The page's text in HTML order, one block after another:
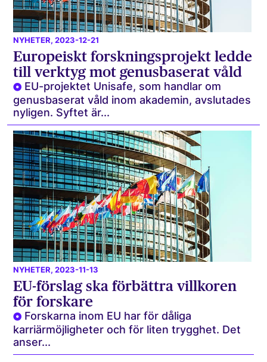
NYHETER, 2023-12-21
Europeiskt forskningsprojekt ledde
till verktyg mot genusbaserat våld
EU-projektet Unisafe, som handlar om
genusbaserat våld inom akademin, avslutades
nyligen. Syftet är...
NYHETER, 2023-11-13
EU-förslag ska förbättra villkoren
för forskare
Forskarna inom EU har för dåliga
karriärmöjligheter och för liten trygghet. Det
anser...